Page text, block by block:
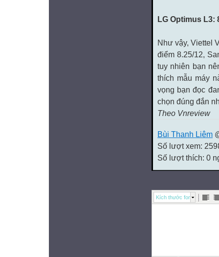
LG Optimus L3:
Như vậy, Viettel
điểm 8.25/12,
tuy nhiên bạn
thích mẫu máy
vọng bạn đọc
chọn đúng đắn
Theo Vnreview
Bùi Thanh Liêm
Số lượt xem:
Số lượt thích: 0
Kích thước font